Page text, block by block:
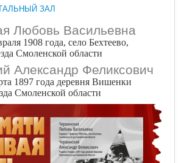
ЗАЛ
Любовь Васильевна
1908 года, село Бехтеево,
Смоленской области
Александр Феликсович
1897 года деревня Вишенки
Смоленской области